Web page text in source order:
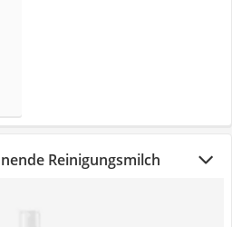
Reinigungsmilch